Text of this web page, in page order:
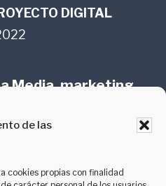
de las
cookies propias con finalidad
DIGITAL
Media, marketing